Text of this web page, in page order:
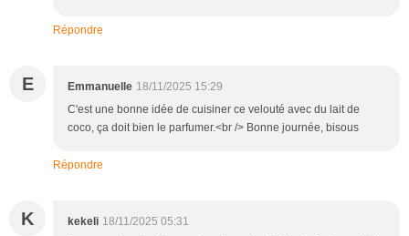
Répondre
E Emmanuelle 18/11/2025 15:29
C'est une bonne idée de cuisiner ce velouté avec du lait de
coco, ça doit bien le parfumer.<br /> Bonne journée, bisous
Répondre
K kekeli 18/11/2025 05:31